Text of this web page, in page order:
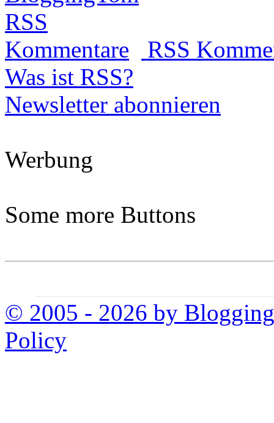
RSS
Was ist RSS?
Newsletter abonnieren
Werbung
Some more Buttons
© 2005 - 2026 by
Policy